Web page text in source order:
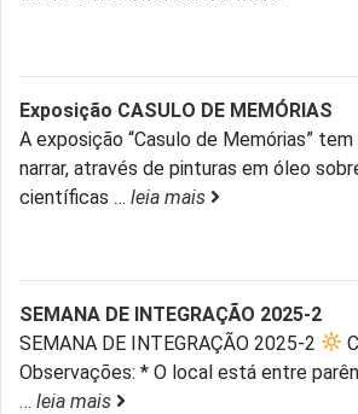
Exposição CASULO DE MEMÓRIAS
A exposição “Casulo de Memórias”
narrar, através de pinturas em óleo
científicas … leia mais
SEMANA DE INTEGRAÇÃO 2025-2
SEMANA DE INTEGRAÇÃO 2025-2
Observações: * O local está entre
… leia mais